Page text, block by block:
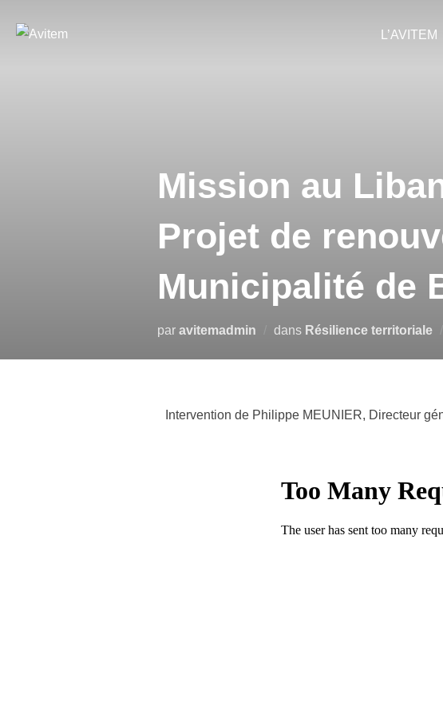
L’AVITEM
Mission au
Projet de
Municipalité de
par avitemadmin dans Résilience territoriale
Intervention de Philippe MEUNIER, Directeur